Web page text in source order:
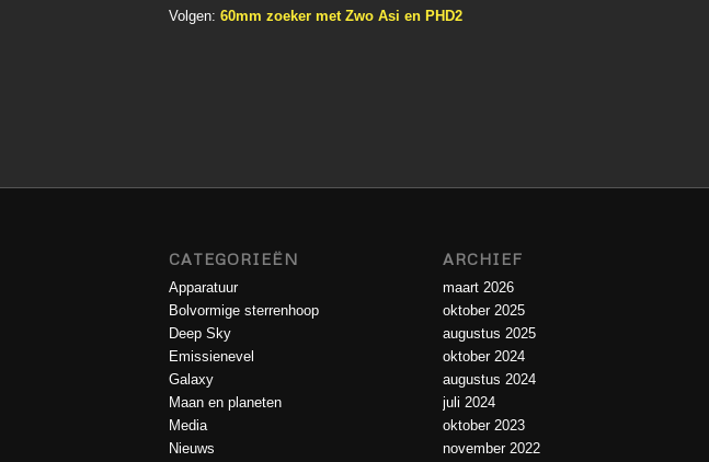
Volgen: 60mm zoeker met Zwo Asi en PHD2
CATEGORIEËN
Apparatuur
Bolvormige sterrenhoop
Deep Sky
Emissienevel
Galaxy
Maan en planeten
Media
Nieuws
ARCHIEF
maart 2026
oktober 2025
augustus 2025
oktober 2024
augustus 2024
juli 2024
oktober 2023
november 2022